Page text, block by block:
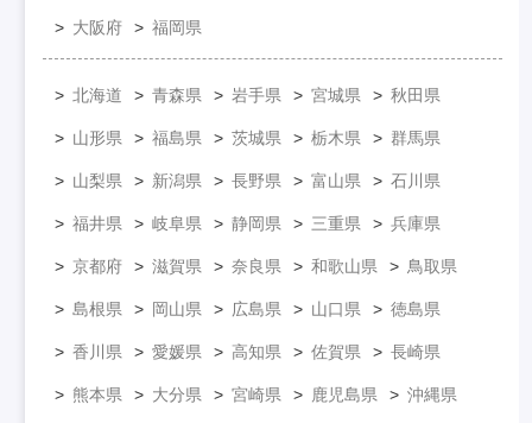
大阪府 福岡県
北海道 青森県 岩手県 宮城県 秋田県
山形県 福島県 茨城県 栃木県 群馬県
山梨県 新潟県 長野県 富山県 石川県
福井県 岐阜県 静岡県 三重県 兵庫県
京都府 滋賀県 奈良県 和歌山県 鳥取県
島根県 岡山県 広島県 山口県 徳島県
香川県 愛媛県 高知県 佐賀県 長崎県
熊本県 大分県 宮崎県 鹿児島県 沖縄県